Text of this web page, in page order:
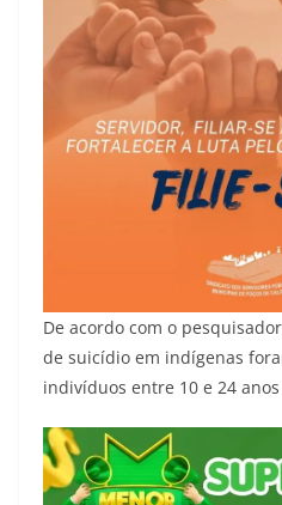
De acordo com o
de suicídio em indígenas
indivíduos entre 10 e 24